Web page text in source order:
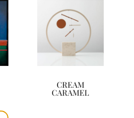
CREAM
CARAMEL